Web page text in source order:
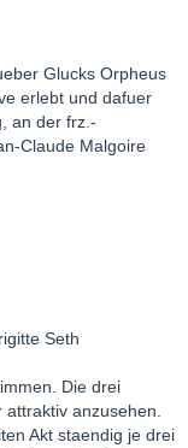
Glucks Orpheus
erlebt und dafuer
an der frz.-
Claude Malgoire
Seth
Die drei
attraktiv anzusehen.
Akt staendig je drei